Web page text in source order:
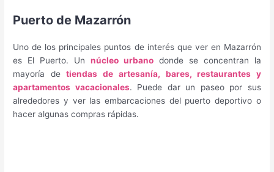
Puerto de Mazarrón
Uno de los principales puntos de interés que ver en Mazarrón
es El Puerto. Unnúcleo urbano donde se concentran la
mayoría detiendas de artesanía, bares, restaurantes y
apartamentos vacacionales. Puede dar un paseo por sus
alrededores y ver las embarcaciones del puerto deportivo o
hacer algunas compras rápidas.